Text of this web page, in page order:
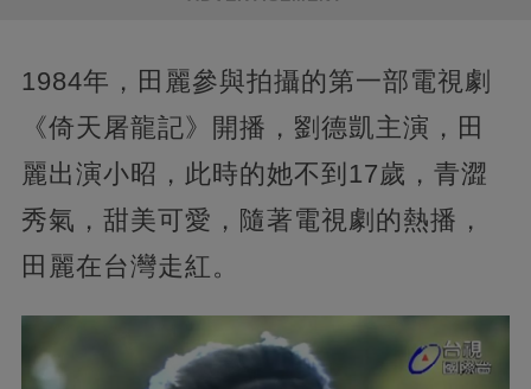
1984年，田麗參與拍攝的第一部電視劇
《倚天屠龍記》開播，劉德凱主演，田
麗出演小昭，此時的她不到17歲，青澀
秀氣，甜美可愛，隨著電視劇的熱播，
田麗在台灣走紅。